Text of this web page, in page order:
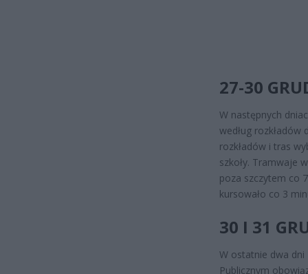
27-30
W następnych
według
rozkładów i tras
szkoły. Tramwaje
poza szczytem co
kursowało co 3
30 I 31
W ostatnie dwa dni
Publicznym